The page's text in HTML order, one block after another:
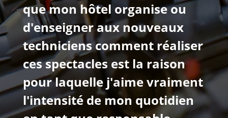
que mon hôtel organise ou
d'enseigner aux nouveaux
techniciens comment réaliser
ces spectacles est la raison
pour laquelle j'aime vraiment
l'intensité de mon quotidien